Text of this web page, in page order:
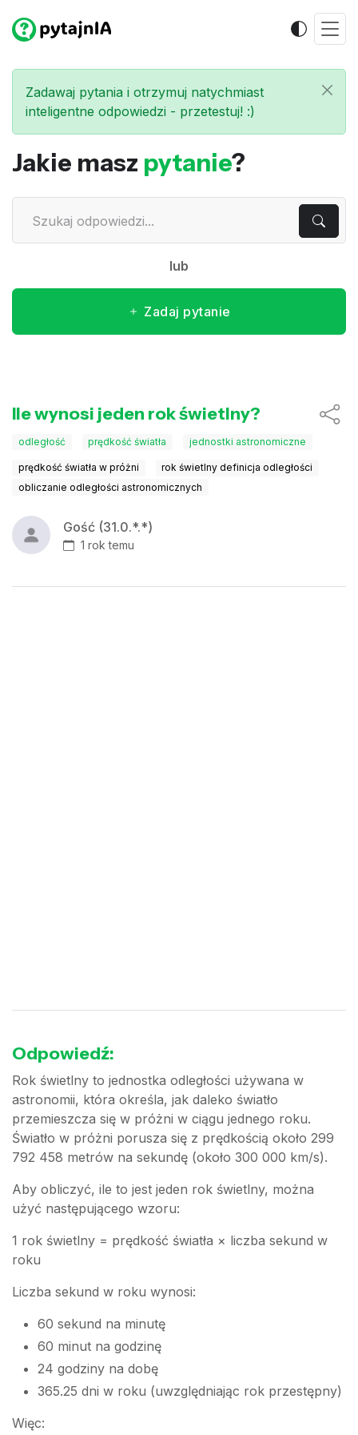
Zadawaj pytania i otrzymuj natychmiast
inteligentne odpowiedzi - przetestuj! :)
Jakie masz pytanie?
lub
Zadaj pytanie
Ile wynosi jeden rok świetlny?
odległość prędkość światła jednostki astronomiczne
prędkość światła w próżni
rok świetlny definicja odległości
obliczanie odległości astronomicznych
Gość (31.0.*.*)
1 rok temu
Odpowiedź:
Rok świetlny to jednostka odległości używana w
astronomii, która określa, jak daleko światło
przemieszcza się w próżni w ciągu jednego roku.
Światło w próżni porusza się z prędkością około 299
792 458 metrów na sekundę (około 300 000 km/s).
Aby obliczyć, ile to jest jeden rok świetlny, można
użyć następującego wzoru:
1 rok świetlny = prędkość światła × liczba sekund w
roku
Liczba sekund w roku wynosi:
60 sekund na minutę
60 minut na godzinę
24 godziny na dobę
365.25 dni w roku (uwzględniając rok przestępny)
Więc: